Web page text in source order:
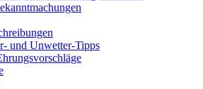
und Unwetter-Tipps